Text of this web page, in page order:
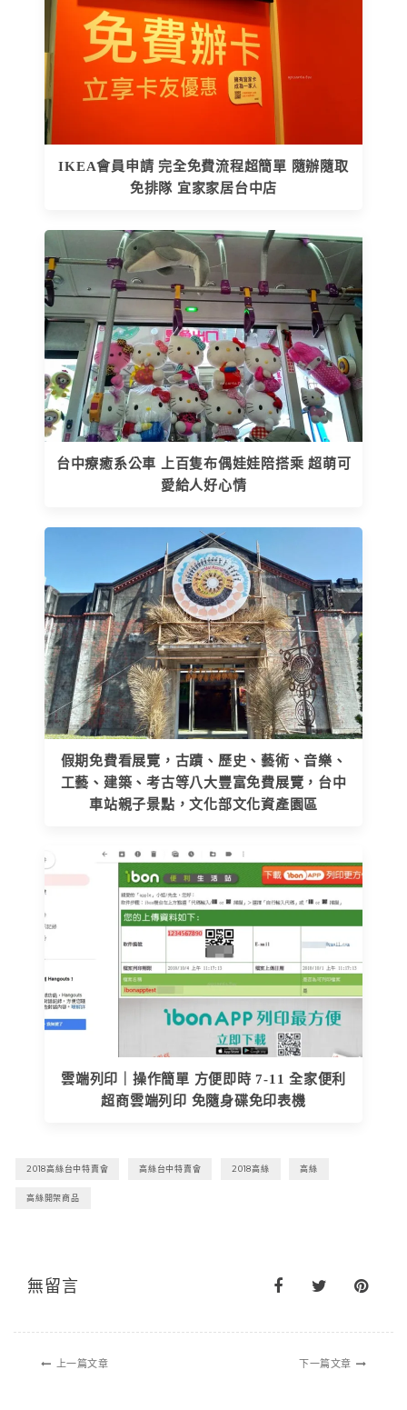
IKEA會員申請 完全免費流程超簡單 隨辦隨取
免排隊 宜家家居台中店
台中療癒系公車 上百隻布偶娃娃陪搭乘 超萌可
愛給人好心情
假期免費看展覽，古蹟、歷史、藝術、音樂、
工藝、建築、考古等八大豐富免費展覽，台中
車站親子景點，文化部文化資產園區
雲端列印｜操作簡單 方便即時 7-11 全家便利
超商雲端列印 免隨身碟免印表機
2018高絲台中特賣會 高絲台中特賣會 2018高絲 高絲
高絲開架商品
無留言
上一篇文章 下一篇文章